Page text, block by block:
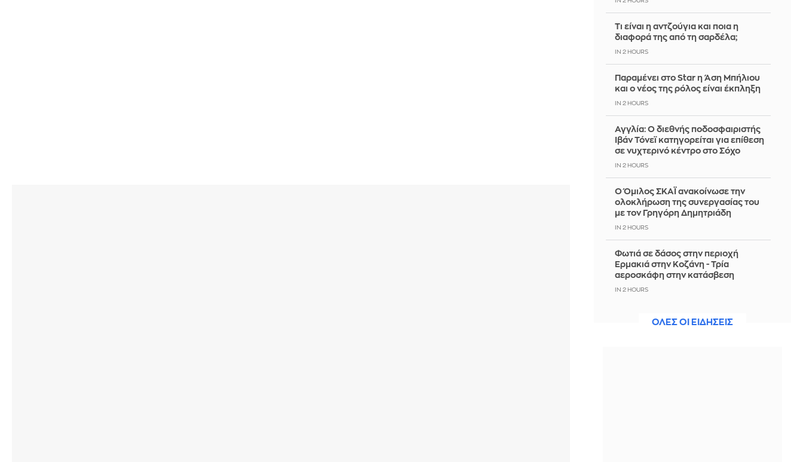
Τι είναι η αντζούγια και ποια η
διαφορά της από τη σαρδέλα;
IN 2 HOURS
Παραμένει στο Star η Άση Μπήλιου
και ο νέος της ρόλος είναι έκπληξη
IN 2 HOURS
Αγγλία: Ο διεθνής ποδοσφαιριστής
Ιβάν Τόνεϊ κατηγορείται για επίθεση
σε νυχτερινό κέντρο στο Σόχο
IN 2 HOURS
Ο Όμιλος ΣΚΑΪ ανακοίνωσε την
ολοκλήρωση της συνεργασίας του
με τον Γρηγόρη Δημητριάδη
IN 2 HOURS
Φωτιά σε δάσος στην περιοχή
Ερμακιά στην Κοζάνη - Τρία
αεροσκάφη στην κατάσβεση
IN 2 HOURS
Αττικής: «Καταστροφικά τα
ΟΛΕΣ ΟΙ ΕΙΔΗΣΕΙΣ